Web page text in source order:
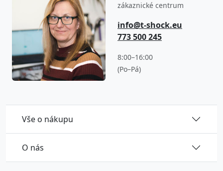
Vše o nákupu
O nás
zákaznické centrum
info@t-shock.eu
773 500 245
8:00–16:00
(Po–Pá)